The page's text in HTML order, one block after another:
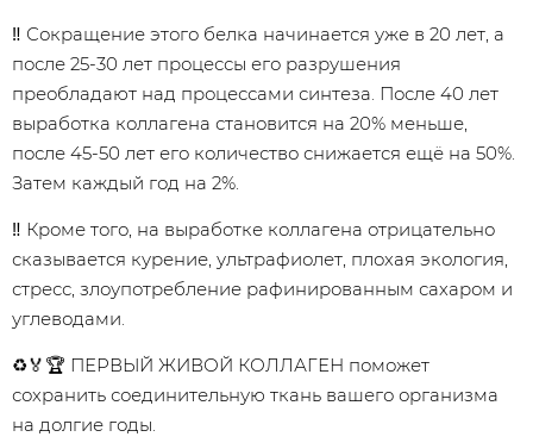
‼ Сокращение этого белка начинается уже в 20 лет, а
после 25-30 лет процессы его разрушения
преобладают над процессами синтеза. После 40 лет
выработка коллагена становится на 20% меньше,
после 45-50 лет его количество снижается ещё на 50%.
Затем каждый год на 2%.
‼ Кроме того, на выработке коллагена отрицательно
сказывается курение, ультрафиолет, плохая экология,
стресс, злоупотребление рафинированным сахаром и
углеводами.
♻️🏅🏆 ПЕРВЫЙ ЖИВОЙ КОЛЛАГЕН поможет
сохранить соединительную ткань вашего организма
на долгие годы.